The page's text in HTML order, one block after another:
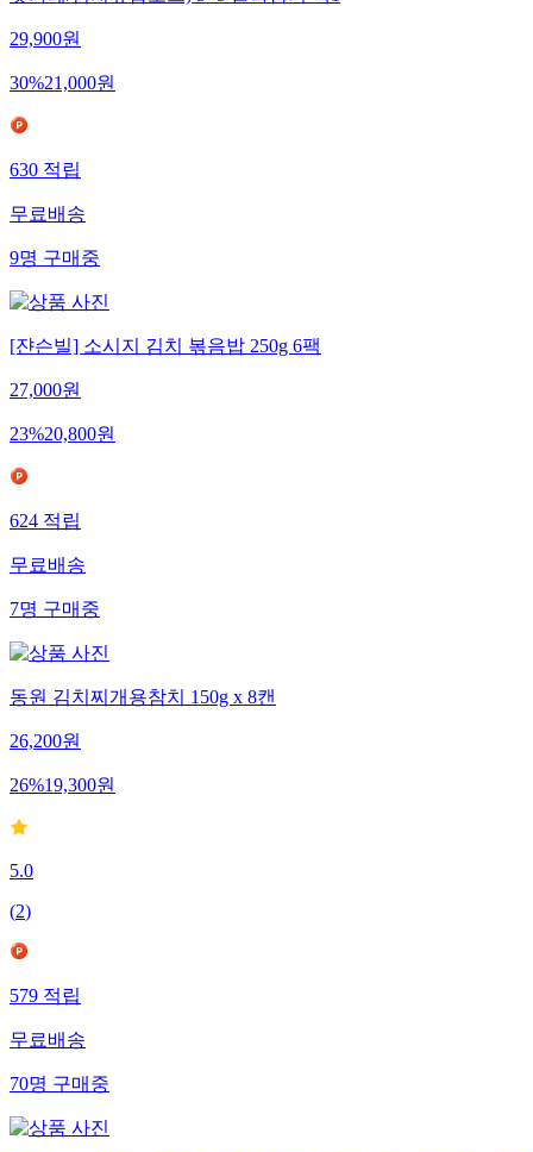
29,900원
30%21,000원
630적립
무료배송
9명구매중
[쟌슨빌] 소시지 김치 볶음밥 250g 6팩
27,000원
23%20,800원
624적립
무료배송
7명구매중
동원 김치찌개용참치 150g x 8캔
26,200원
26%19,300원
5.0
(2)
579적립
무료배송
70명구매중